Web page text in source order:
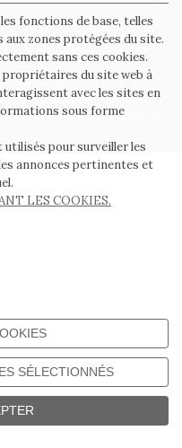
Bolognese (RA) Italy
imprese di Ravenna
Sociale Euro 20.000.000 i.v.
fonctions de base, telles
aux zones protégées du site.
sans ces cookies.
propriétaires du site web à
avec les sites en
sous forme
utilisés pour surveiller les
annonces pertinentes et
LES COOKIES.
SÉLECTIONNÉS